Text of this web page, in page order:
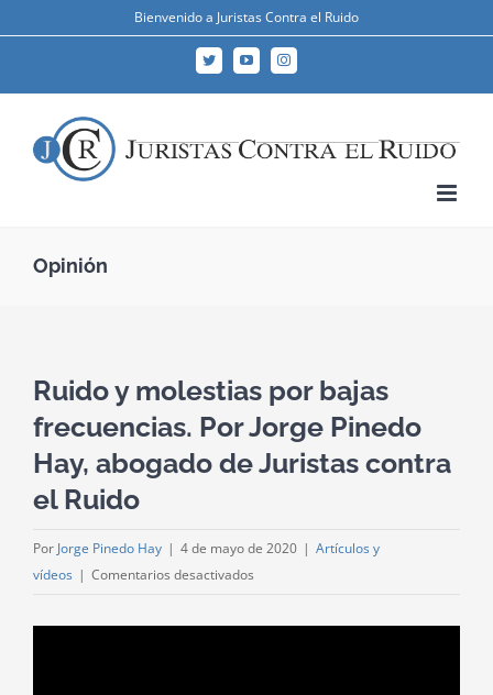
Bienvenido a Juristas Contra el Ruido
TwitterYouTubeInstagram
Opinión
Ruido y molestias por bajas
frecuencias. Por Jorge Pinedo
Hay, abogado de Juristas contra
el Ruido
Por Jorge Pinedo Hay | 4 de mayo de 2020 | Artículos y
vídeos | Comentarios desactivados
y